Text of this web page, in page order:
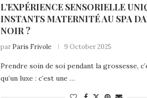
L’EXPÉRIENCE SENSORIELLE
INSTANTS MATERNITÉ AU SPA
NOIR ?
par Paris Frivole 9 October 2025
Prendre soin de soi pendant la grossesse,
qu’un luxe : c’est une …